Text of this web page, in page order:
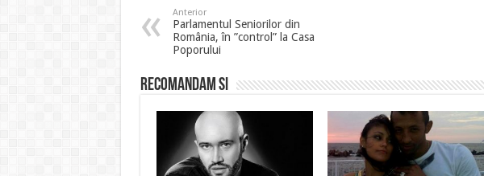
Anterior
Parlamentul Seniorilor din
România, în ”control” la Casa
Poporului
Recomandam si